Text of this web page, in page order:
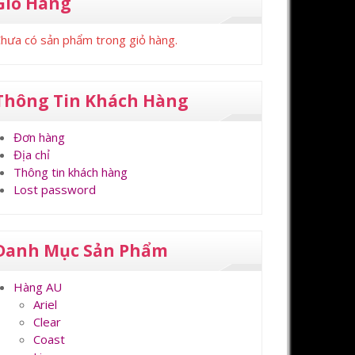
có sản phẩm trong giỏ hàng.
Tin Khách Hàng
Đơn hàng
Địa chỉ
Thông tin khách hàng
Lost password
Mục Sản Phẩm
Hàng AU
Ariel
Clear
Coast